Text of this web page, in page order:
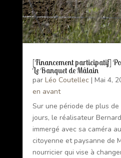
[Financement participatif]
Le Banquet de Mâlain
par Léo Coutellec | Mai 4,
en avant
Sur une période de plus
jours, le réalisateur
immergé avec sa caméra
citoyenne et paysanne de
nourricier qui vise à